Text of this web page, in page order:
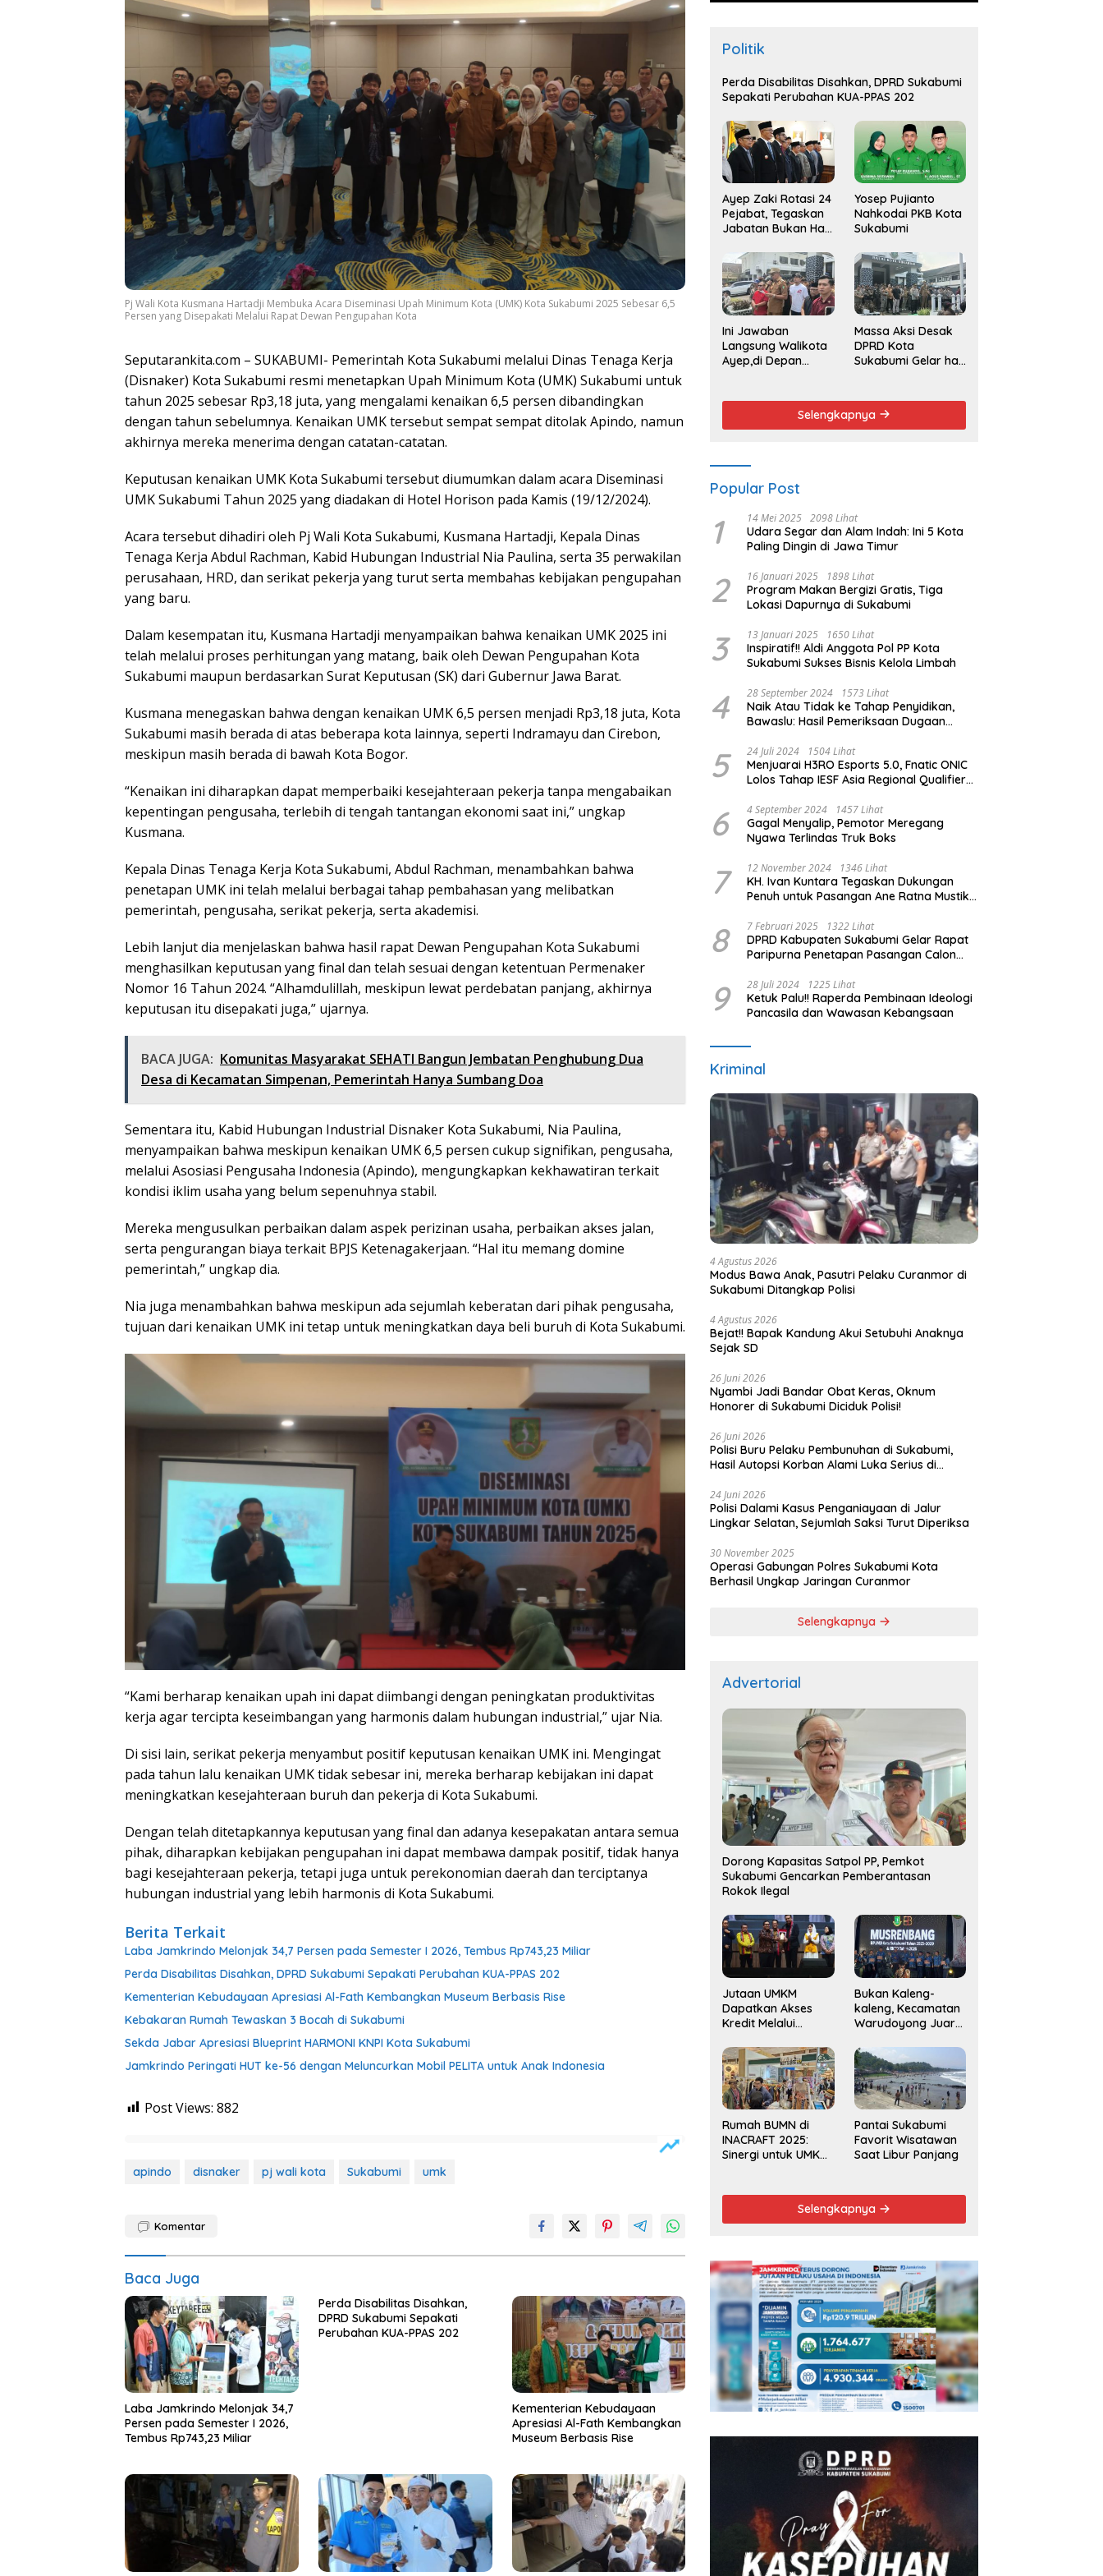
Pj Wali Kota Kusmana Hartadji Membuka Acara Diseminasi Upah Minimum Kota (UMK) Kota Sukabumi 2025 Sebesar 6,5
Persen yang Disepakati Melalui Rapat Dewan Pengupahan Kota
Seputarankita.com – SUKABUMI- Pemerintah Kota Sukabumi melalui Dinas Tenaga Kerja
(Disnaker) Kota Sukabumi resmi menetapkan Upah Minimum Kota (UMK) Sukabumi untuk
tahun 2025 sebesar Rp3,18 juta, yang mengalami kenaikan 6,5 persen dibandingkan
dengan tahun sebelumnya. Kenaikan UMK tersebut sempat sempat ditolak Apindo, namun
akhirnya mereka menerima dengan catatan-catatan.
Keputusan kenaikan UMK Kota Sukabumi tersebut diumumkan dalam acara Diseminasi
UMK Sukabumi Tahun 2025 yang diadakan di Hotel Horison pada Kamis (19/12/2024).
Acara tersebut dihadiri oleh Pj Wali Kota Sukabumi, Kusmana Hartadji, Kepala Dinas
Tenaga Kerja Abdul Rachman, Kabid Hubungan Industrial Nia Paulina, serta 35 perwakilan
perusahaan, HRD, dan serikat pekerja yang turut serta membahas kebijakan pengupahan
yang baru.
Dalam kesempatan itu, Kusmana Hartadji menyampaikan bahwa kenaikan UMK 2025 ini
telah melalui proses perhitungan yang matang, baik oleh Dewan Pengupahan Kota
Sukabumi maupun berdasarkan Surat Keputusan (SK) dari Gubernur Jawa Barat.
Kusmana menegaskan bahwa dengan kenaikan UMK 6,5 persen menjadi Rp3,18 juta, Kota
Sukabumi masih berada di atas beberapa kota lainnya, seperti Indramayu dan Cirebon,
meskipun masih berada di bawah Kota Bogor.
“Kenaikan ini diharapkan dapat memperbaiki kesejahteraan pekerja tanpa mengabaikan
kepentingan pengusaha, terlebih di tengah tantangan ekonomi saat ini,” ungkap
Kusmana.
Kepala Dinas Tenaga Kerja Kota Sukabumi, Abdul Rachman, menambahkan bahwa
penetapan UMK ini telah melalui berbagai tahap pembahasan yang melibatkan
pemerintah, pengusaha, serikat pekerja, serta akademisi.
Lebih lanjut dia menjelaskan bahwa hasil rapat Dewan Pengupahan Kota Sukabumi
menghasilkan keputusan yang final dan telah sesuai dengan ketentuan Permenaker
Nomor 16 Tahun 2024. “Alhamdulillah, meskipun lewat perdebatan panjang, akhirnya
keputusan itu disepakati juga,” ujarnya.
BACA JUGA: Komunitas Masyarakat SEHATI Bangun Jembatan Penghubung Dua
Desa di Kecamatan Simpenan, Pemerintah Hanya Sumbang Doa
Sementara itu, Kabid Hubungan Industrial Disnaker Kota Sukabumi, Nia Paulina,
menyampaikan bahwa meskipun kenaikan UMK 6,5 persen cukup signifikan, pengusaha,
melalui Asosiasi Pengusaha Indonesia (Apindo), mengungkapkan kekhawatiran terkait
kondisi iklim usaha yang belum sepenuhnya stabil.
Mereka mengusulkan perbaikan dalam aspek perizinan usaha, perbaikan akses jalan,
serta pengurangan biaya terkait BPJS Ketenagakerjaan. “Hal itu memang domine
pemerintah,” ungkap dia.
Nia juga menambahkan bahwa meskipun ada sejumlah keberatan dari pihak pengusaha,
tujuan dari kenaikan UMK ini tetap untuk meningkatkan daya beli buruh di Kota Sukabumi.
“Kami berharap kenaikan upah ini dapat diimbangi dengan peningkatan produktivitas
kerja agar tercipta keseimbangan yang harmonis dalam hubungan industrial,” ujar Nia.
Di sisi lain, serikat pekerja menyambut positif keputusan kenaikan UMK ini. Mengingat
pada tahun lalu kenaikan UMK tidak sebesar ini, mereka berharap kebijakan ini dapat
meningkatkan kesejahteraan buruh dan pekerja di Kota Sukabumi.
Dengan telah ditetapkannya keputusan yang final dan adanya kesepakatan antara semua
pihak, diharapkan kebijakan pengupahan ini dapat membawa dampak positif, tidak hanya
bagi kesejahteraan pekerja, tetapi juga untuk perekonomian daerah dan terciptanya
hubungan industrial yang lebih harmonis di Kota Sukabumi.
Berita Terkait
Laba Jamkrindo Melonjak 34,7 Persen pada Semester I 2026, Tembus Rp743,23 Miliar
Perda Disabilitas Disahkan, DPRD Sukabumi Sepakati Perubahan KUA-PPAS 202
Kementerian Kebudayaan Apresiasi Al-Fath Kembangkan Museum Berbasis Rise
Kebakaran Rumah Tewaskan 3 Bocah di Sukabumi
Sekda Jabar Apresiasi Blueprint HARMONI KNPI Kota Sukabumi
Jamkrindo Peringati HUT ke-56 dengan Meluncurkan Mobil PELITA untuk Anak Indonesia
Post Views: 882
apindo disnaker pj wali kota Sukabumi umk
Komentar
Baca Juga
Laba Jamkrindo Melonjak 34,7
Persen pada Semester I 2026,
Tembus Rp743,23 Miliar
Perda Disabilitas Disahkan,
DPRD Sukabumi Sepakati
Perubahan KUA-PPAS 202
Kementerian Kebudayaan
Apresiasi Al-Fath Kembangkan
Museum Berbasis Rise
Politik
Perda Disabilitas Disahkan, DPRD Sukabumi
Sepakati Perubahan KUA-PPAS 202
Ayep Zaki Rotasi 24
Pejabat, Tegaskan
Jabatan Bukan Hak
Yosep Pujianto
Nahkodai PKB Kota
Sukabumi
Ini Jawaban
Langsung Walikota
Ayep,di Depan
Massa Aksi Desak
DPRD Kota
Sukabumi Gelar hak
Walikota
Selengkapnya
Popular Post
1 14 Mei 2025 2098 Lihat
Udara Segar dan Alam Indah: Ini 5 Kota
Paling Dingin di Jawa Timur
2 16 Januari 2025 1898 Lihat
Program Makan Bergizi Gratis, Tiga
Lokasi Dapurnya di Sukabumi
3 13 Januari 2025 1650 Lihat
Inspiratif!! Aldi Anggota Pol PP Kota
Sukabumi Sukses Bisnis Kelola Limbah
4 28 September 2024 1573 Lihat
Naik Atau Tidak ke Tahap Penyidikan,
Bawaslu: Hasil Pemeriksaan Dugaan
5 24 Juli 2024 1504 Lihat
Menjuarai H3RO Esports 5.0, Fnatic ONIC
Lolos Tahap IESF Asia Regional Qualifier
6 4 September 2024 1457 Lihat
Gagal Menyalip, Pemotor Meregang
Nyawa Terlindas Truk Boks
7 12 November 2024 1346 Lihat
KH. Ivan Kuntara Tegaskan Dukungan
Penuh untuk Pasangan Ane Ratna Mustika
Purwakarta 2024
8 7 Februari 2025 1322 Lihat
DPRD Kabupaten Sukabumi Gelar Rapat
Paripurna Penetapan Pasangan Calon
Pejabat Eksekutif
9 28 Juli 2024 1225 Lihat
Ketuk Palu!! Raperda Pembinaan Ideologi
Pancasila dan Wawasan Kebangsaan
Kriminal
4 Agustus 2026
Modus Bawa Anak, Pasutri Pelaku Curanmor di
Sukabumi Ditangkap Polisi
4 Agustus 2026
Bejat!! Bapak Kandung Akui Setubuhi Anaknya
Sejak SD
26 Juni 2026
Nyambi Jadi Bandar Obat Keras, Oknum
Honorer di Sukabumi Diciduk Polisi!
26 Juni 2026
Polisi Buru Pelaku Pembunuhan di Sukabumi,
Hasil Autopsi Korban Alami Luka Serius di
24 Juni 2026
Polisi Dalami Kasus Penganiayaan di Jalur
Lingkar Selatan, Sejumlah Saksi Turut Diperiksa
30 November 2025
Operasi Gabungan Polres Sukabumi Kota
Berhasil Ungkap Jaringan Curanmor
Selengkapnya
Advertorial
Dorong Kapasitas Satpol PP, Pemkot
Sukabumi Gencarkan Pemberantasan
Rokok Ilegal
Jutaan UMKM
Dapatkan Akses
Kredit Melalui
Jamkrindo
Bukan Kaleng-
kaleng, Kecamatan
Warudoyong Juara
Musrenbang
Kecamatan 2025
Rumah BUMN di
INACRAFT 2025:
Sinergi untuk UMKM
Pantai Sukabumi
Favorit Wisatawan
Saat Libur Panjang
Selengkapnya